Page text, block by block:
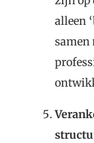
alleen
samen